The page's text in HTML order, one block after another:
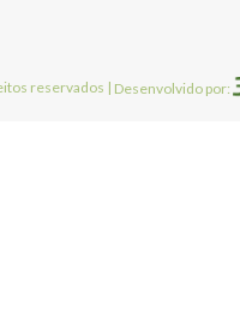
reservados | Desenvolvido por: